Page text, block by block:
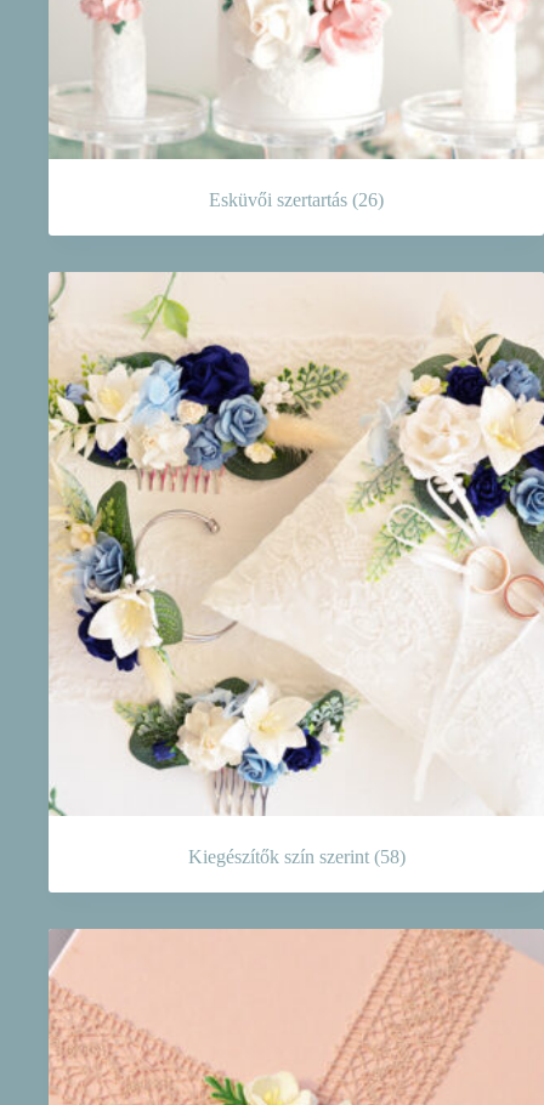
Esküvői szertartás (26)
Kiegészítők szín szerint (58)